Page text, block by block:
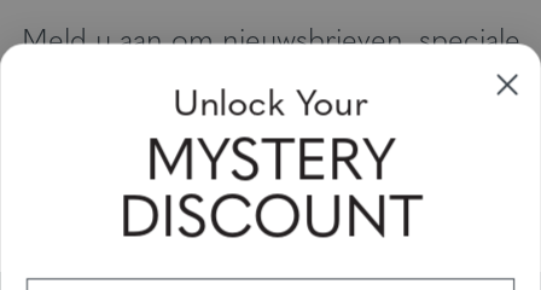
Meld u aan om nieuwsbrieven, speciale
aanbiedingen en kortingsbonnen te
ontvangen
Vul uw email adres in en schrijf u in!
Unlock Your
MYSTERY
DISCOUNT